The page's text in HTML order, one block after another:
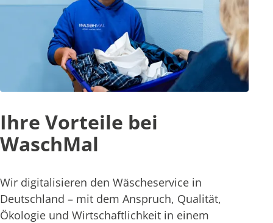
Ihre Vorteile bei
WaschMal
Wir digitalisieren den Wäscheservice in
Deutschland – mit dem Anspruch, Qualität,
Ökologie und Wirtschaftlichkeit in einem